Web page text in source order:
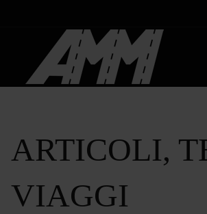
ARTICOLI,
VIAGGI